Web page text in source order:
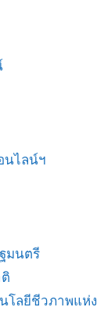
นไลน์ฯ
มนตรี
โลยีชีวภาพแห่ง